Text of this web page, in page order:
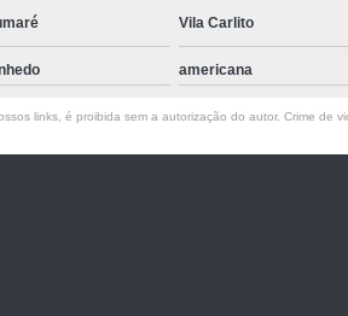
Vila Carlito
americana
links, é proibida sem a autorização do autor. Crime de